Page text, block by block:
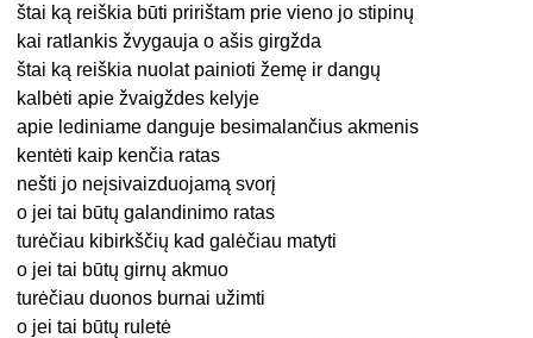
štai ką reiškia būti pririštam prie vieno jo stipinų
kai ratlankis žvygauja o ašis girgžda
štai ką reiškia nuolat painioti žemę ir dangų
kalbėti apie žvaigždes kelyje
apie lediniame danguje besimalančius akmenis
kentėti kaip kenčia ratas
nešti jo neįsivaizduojamą svorį
o jei tai būtų galandinimo ratas
turėčiau kibirkščių kad galėčiau matyti
o jei tai būtų girnų akmuo
turėčiau duonos burnai užimti
o jei tai būtų ruletė